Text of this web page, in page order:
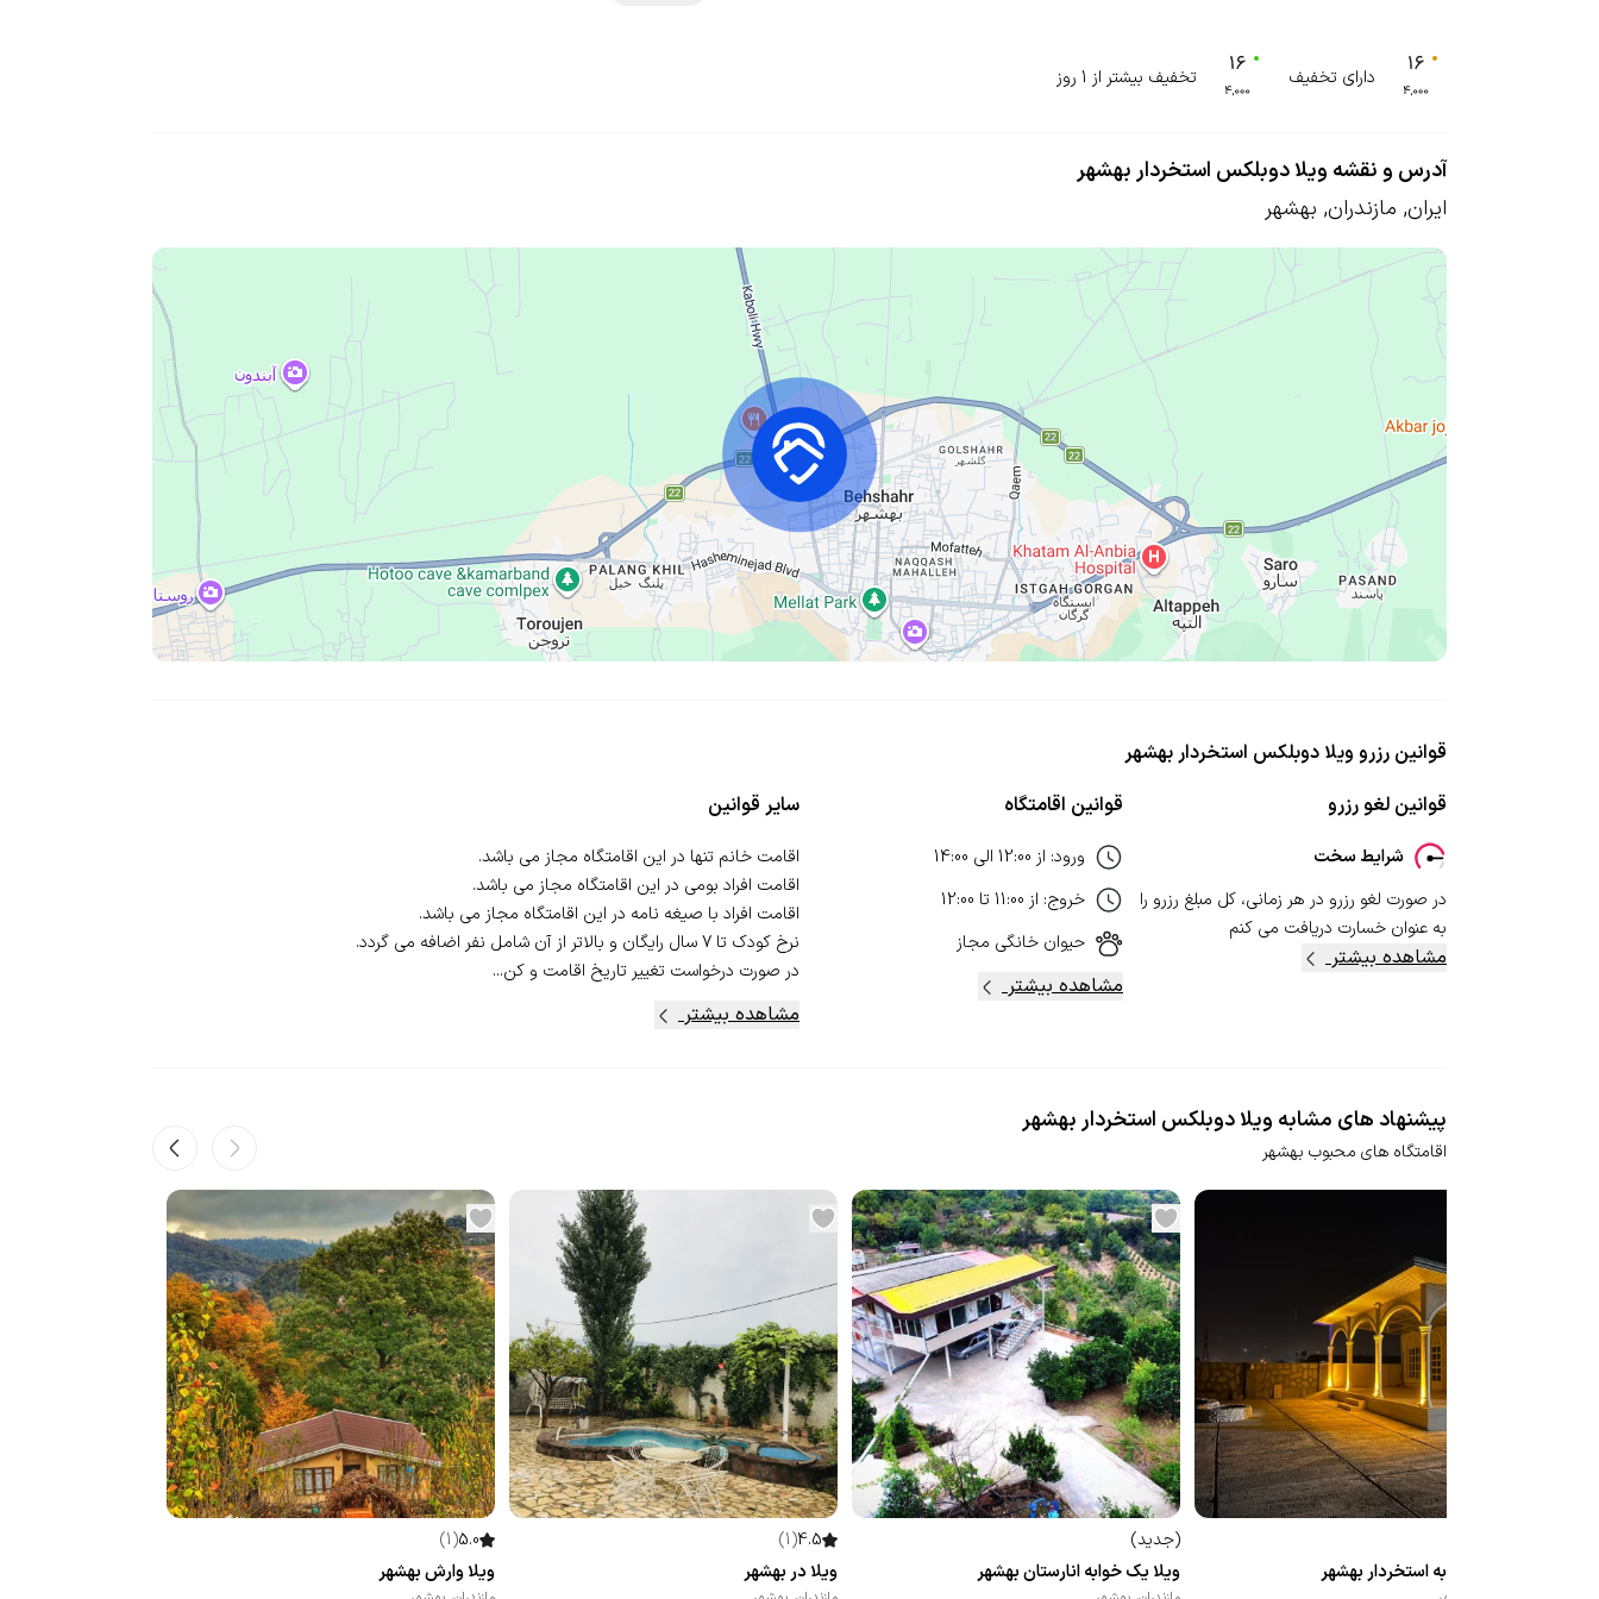
دارای تخفیف تخفیف بیشتر از 1 روز
آدرس و نقشه ویلا دوبلکس استخردار بهشهر
ایران, مازندران, بهشهر
قوانین رزرو ویلا دوبلکس استخردار بهشهر
قوانین لغو رزرو
شرایط سخت
در صورت لغو رزرو در هر زمانی، کل مبلغ رزرو را
به عنوان خسارت دریافت می کنم
مشاهده بیشتر
قوانین اقامتگاه
ورود: از 12:00 الی 14:00
خروج: از 11:00 تا 12:00
حیوان خانگی مجاز
مشاهده بیشتر
سایر قوانین
در صورت درخواست تغییر تاریخ اقامت و کن...
مشاهده بیشتر
پیشنهاد های مشابه ویلا دوبلکس استخردار بهشهر
اقامتگاه های محبوب بهشهر
ویلا دو خوابه استخردار بهشهر
(جدید)
ویلا یک خوابه انارستان بهشهر
4.5
(
1
)
ویلا در بهشهر
5.0
(
1
)
ویلا وارش بهشهر